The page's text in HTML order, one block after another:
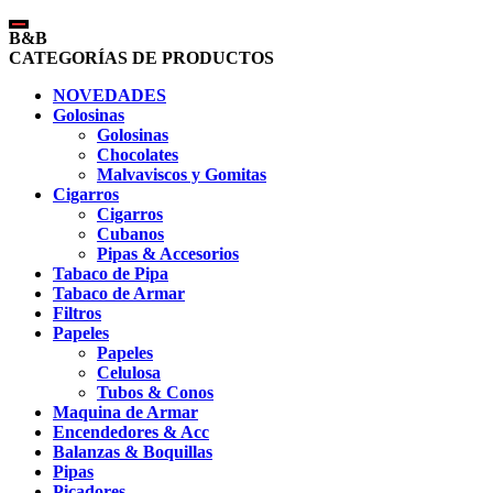
B&B
CATEGORÍAS DE PRODUCTOS
NOVEDADES
Golosinas
Golosinas
Chocolates
Malvaviscos y Gomitas
Cigarros
Cigarros
Cubanos
Pipas & Accesorios
Tabaco de Pipa
Tabaco de Armar
Filtros
Papeles
Papeles
Celulosa
Tubos & Conos
Maquina de Armar
Encendedores & Acc
Balanzas & Boquillas
Pipas